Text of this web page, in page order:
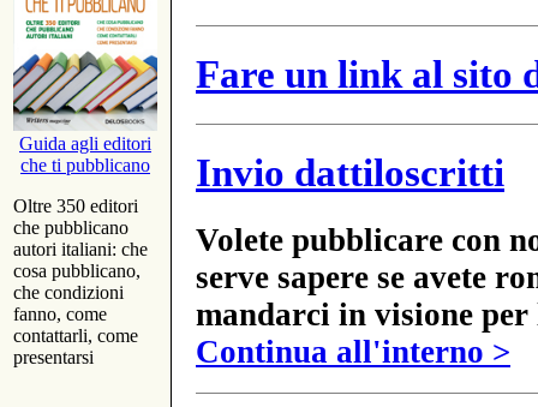
Guida agli editori
che ti pubblicano
Oltre 350 editori
che pubblicano
autori italiani: che
cosa pubblicano,
che condizioni
fanno, come
contattarli, come
presentarsi
Fare un link al sito
Invio dattiloscritti
Volete pubblicare con
serve sapere se avete
mandarci in visione
Continua all'interno >